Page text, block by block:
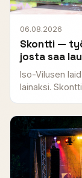
06.08.2026
Skontti —
josta saa
Iso-Vilusen
lainaksi.